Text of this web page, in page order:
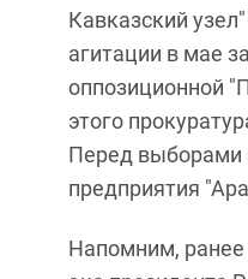
Кавказский
агитации в мае
оппозиционной
этого
Перед выборами
предприятия
Напомним,